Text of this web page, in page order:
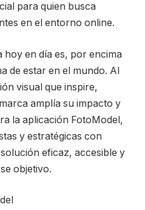
para quien busca
en el entorno online.
en día es, por encima
de estar en el mundo. Al
visual que inspire,
amplía su impacto y
la aplicación FotoModel,
y estratégicas con
eficaz, accesible y
objetivo.